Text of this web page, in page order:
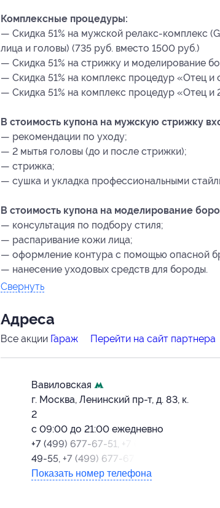
Комплексные процедуры:
— Скидка 51% на мужской релакс-комплекс
лица и головы) (735 руб. вместо 1500 руб.)
— Скидка 51% на стрижку и моделирование
— Скидка 51% на комплекс процедур «Отец
— Скидка 51% на комплекс процедур «Отец
В стоимость купона на мужскую стрижку
— рекомендации по уходу;
— 2 мытья головы (до и после стрижки);
— стрижка;
— сушка и укладка профессиональными
В стоимость купона на моделирование
— консультация по подбору стиля;
— распаривание кожи лица;
— оформление контура с помощью опасной
— нанесение уходовых средств для бороды.
Свернуть
Адресa
Все акции Гараж Перейти на сайт партнера
Вавиловская
г. Москва, Ленинский пр-т, д. 83, к.
2
с 09:00 до 21:00 ежедневно
+7 (499) 677-67-51, +7 (966) 343-
49-55, +7 (499) 677-67-41
Показать номер телефона